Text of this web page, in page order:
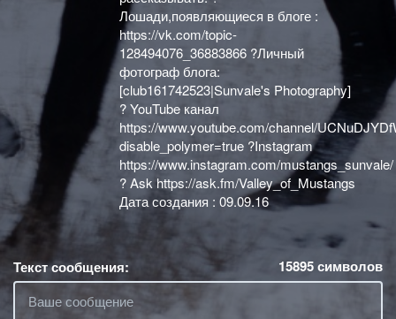
Лошади,появляющиеся в блоге :
https://vk.com/topic-
128494076_36883866 ?Личный
фотограф блога:
[club161742523|Sunvale's Photography]
? YouTube канал
https://www.youtube.com/channel/
disable_polymer=true ?Instagram
https://www.instagram.com/mustangs_sunvale/
? Ask https://ask.fm/Valley_of_Mustangs
Дата создания : 09.09.16
Текст сообщения: 15895символов